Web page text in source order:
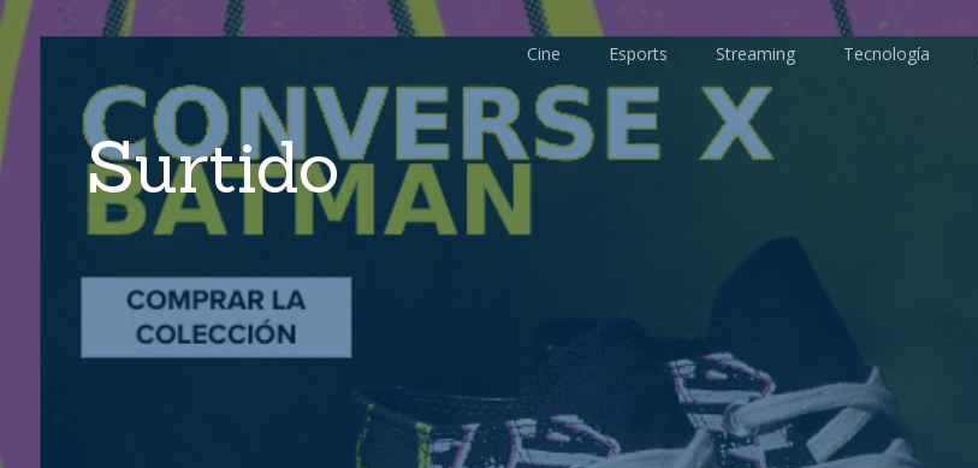
Cine Esports Streaming Tecnología
Surtido